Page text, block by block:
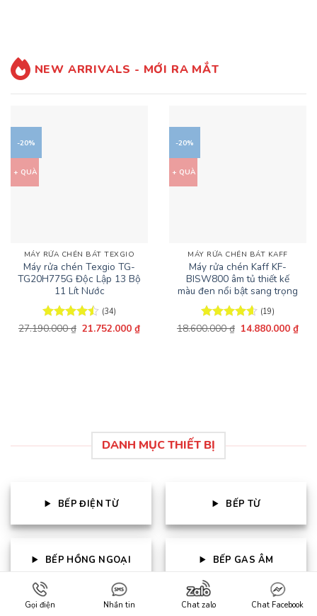
NEW ARRIVALS - MỚI RA MẮT
-20%
+ QUÀ
MÁY RỬA CHÉN BÁT TEXGIO
Máy rửa chén Texgio TG-
TG20H775G Độc Lập 13 Bộ
11 Lít Nước
Được xếp
(34)
27.190.000₫ Giá
21.752.000₫Giá
-20%
+ QUÀ
MÁY RỬA CHÉN BÁT KAFF
Máy rửa chén Kaff KF-
BISW800 âm tủ thiết kế
màu đen nổi bật sang trọng
Được xếp
(19)
18.600.000₫ Giá
14.880.000₫Giá
DANH MỤC THIẾT BỊ
BẾP ĐIỆN TỪ BẾP TỪ
BẾP HỒNG NGOẠI BẾP GAS ÂM
Gọi điện Nhắn tin Chat zalo Chat Facebook